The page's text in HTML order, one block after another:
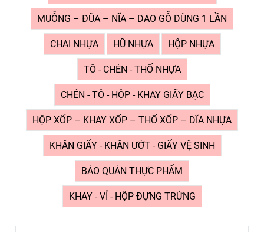
MUỖNG – ĐŨA – NĨA – DAO GỖ DÙNG 1 LẦN
CHAI NHỰA HŨ NHỰA HỘP NHỰA
TÔ - CHÉN - THỐ NHỰA
CHÉN - TÔ - HỘP - KHAY GIẤY BẠC
HỘP XỐP – KHAY XỐP – THỐ XỐP – DĨA NHỰA
KHĂN GIẤY - KHĂN ƯỚT - GIẤY VỆ SINH
BẢO QUẢN THỰC PHẨM
KHAY - VỈ - HỘP ĐỰNG TRỨNG